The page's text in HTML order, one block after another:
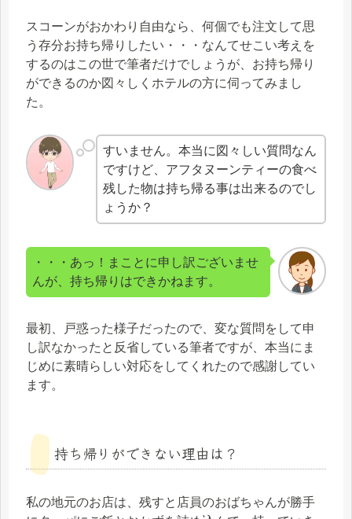
スコーンがおかわり自由なら、何個でも注文して思
う存分お持ち帰りしたい・・・なんてせこい考えを
するのはこの世で筆者だけでしょうが、お持ち帰り
ができるのか図々しくホテルの方に伺ってみまし
た。
すいません。本当に図々しい質問なん
ですけど、アフタヌーンティーの食べ
残した物は持ち帰る事は出来るのでし
ょうか？
・・・あっ！まことに申し訳ございませ
んが、持ち帰りはできかねます。
最初、戸惑った様子だったので、変な質問をして申
し訳なかったと反省している筆者ですが、本当にま
じめに素晴らしい対応をしてくれたので感謝してい
ます。
持ち帰りができない理由は？
私の地元のお店は、残すと店員のおばちゃんが勝手